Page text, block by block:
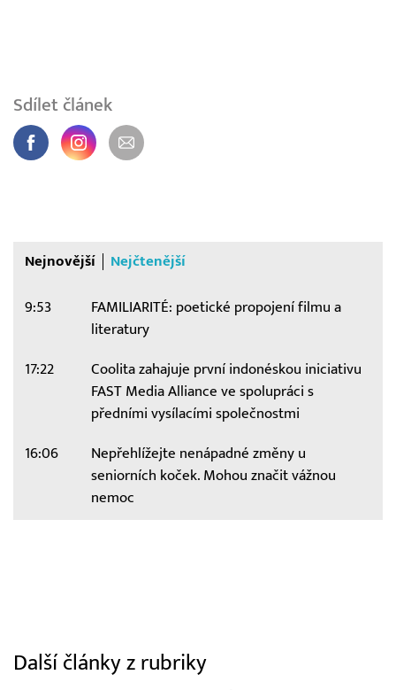
Sdílet článek
Nejnovější Nejčtenější
9:53
FAMILIARITÉ: poetické propojení filmu a
literatury
17:22
Coolita zahajuje první indonéskou iniciativu
FAST Media Alliance ve spolupráci s
předními vysílacími společnostmi
16:06
Nepřehlížejte nenápadné změny u
seniorních koček. Mohou značit vážnou
nemoc
Další články z rubriky